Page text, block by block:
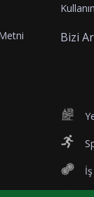
Bizi